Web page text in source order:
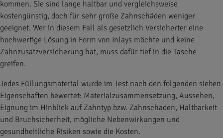
kommen. Sie sind lange haltbar und vergleichsweise
kostengünstig, doch für sehr große Zahnschäden weniger
geeignet. Wer in diesem Fall als gesetzlich Versicherter eine
hochwertige Lösung in Form von Inlays möchte und keine
Zahnzusatzversicherung hat, muss dafür tief in die Tasche
greifen.
Jedes Füllungsmaterial wurde im Test nach den folgenden sieben
Eigenschaften bewertet: Materialzusammensetzung, Aussehen,
Eignung im Hinblick auf Zahntyp bzw. Zahnschaden, Haltbarkeit
und Bruchsicherheit, mögliche Nebenwirkungen und
gesundheitliche Risiken sowie die Kosten.